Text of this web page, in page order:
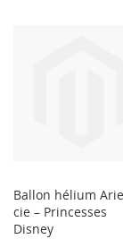
Ballon hélium
cie – Princesses
Disney